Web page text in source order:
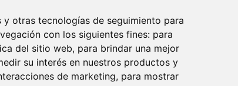
otras tecnologías de seguimiento para
con los siguientes fines: para
del sitio web, para brindar una mejor
su interés en nuestros productos y
de marketing, para mostrar